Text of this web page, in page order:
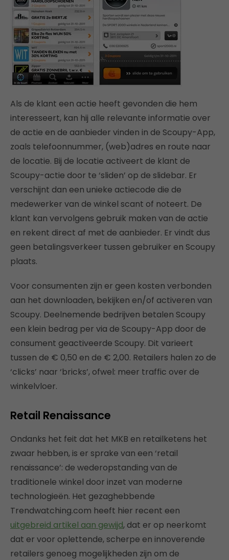
Als de klant een actie heeft gevonden die hem
interesseert, kan hij alle relevante informatie over
de actie en de aanbieder vinden in de Scoupy-App,
zoals telefoonnummer, (web)adres en route naar
de locatie. Bij de locatie activeert de klant de
Scoupy-actie door te ‘sliden’ op de slidebar. Er
verschijnt dan een unieke actiecode die de
medewerker van de winkel scant of noteert. De
klant kan vervolgens gebruik maken van de actie
en rekent direct af met de aanbieder. Er vindt dus
geen betalingsverkeer tussen gebruiker en Scoupy
plaats.
Voor consumenten zijn er geen kosten verbonden
aan het downloaden, bekijken en/of activeren van
Scoupy. Deelnemende bedrijven betalen Scoupy
een klein bedrag per via de Scoupy-App door de
consument geactiveerde Scoupy. Dit varieert
tussen de € 0,50 en de € 2,00. Retailers halen zo de
‘clicks’ naar ‘bricks’, ofwel: meer traffic over de
winkelvloer.
Retail Renaissance
Ondanks het feit dat het MKB en retailketens het
zwaar hebben, is er sprake van een ‘retail
renaissance’: de wederopstanding van de
traditionele winkel door inzet van moderne
technologieën. Het gezaghebbende
Trendwatching.com heeft hier recent een
uitgebreid artikel aan gewijd, dat er op neerkomt
dat er voor oplettende, scherpe en innoverende
retailers genoeg mogelijkheden zijn om de